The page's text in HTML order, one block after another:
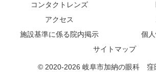
コンタクトレンズ
アクセス
施設基準に係る院内掲示
個
サイトマップ
© 2020-2026 岐阜市加納の眼科 窪